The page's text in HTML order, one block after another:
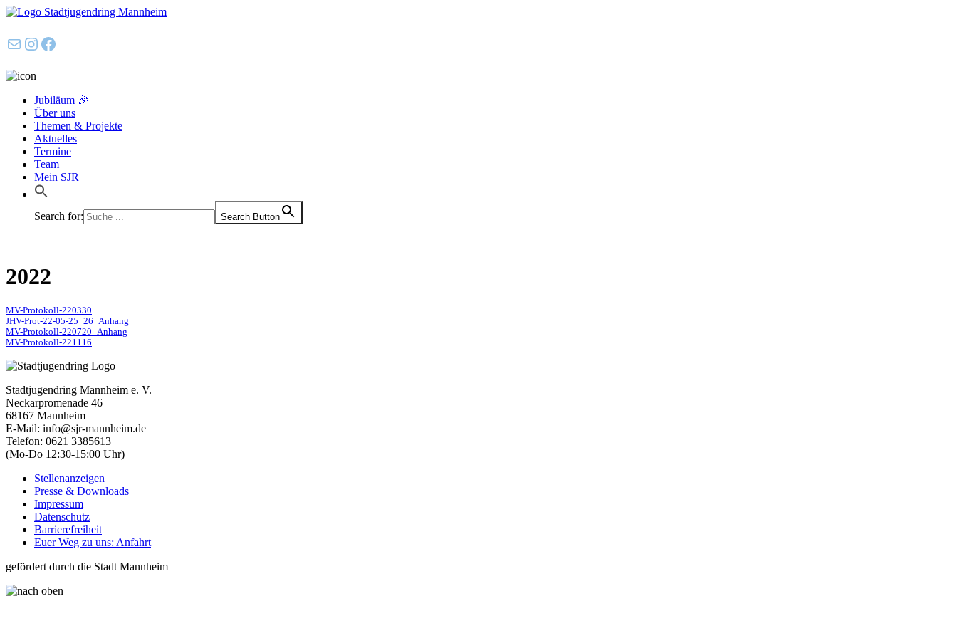
E-MailInstagram
Facebook
Jubiläum 🎉
Über uns
Themen & Projekte
Aktuelles
Termine
Team
Mein SJR
Search for: Search Button
2022
MV-Protokoll-220330
JHV-Prot-22-05-25_26_Anhang
MV-Protokoll-220720_Anhang
MV-Protokoll-221116
Stadtjugendring Mannheim e. V.
Neckarpromenade 46
68167 Mannheim
E-Mail: info@sjr-mannheim.de
Telefon: 0621 3385613
(Mo-Do 12:30-15:00 Uhr)
Stellenanzeigen
Presse & Downloads
Impressum
Datenschutz
Barrierefreiheit
Euer Weg zu uns: Anfahrt
gefördert durch die Stadt Mannheim